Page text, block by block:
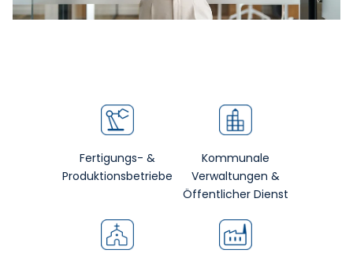
Fertigungs- &
Produktionsbetriebe
Kommunale
Verwaltungen &
Öffentlicher Dienst